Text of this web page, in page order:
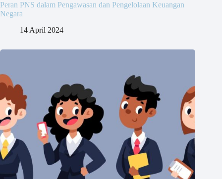
Peran PNS dalam Pengawasan dan Pengelolaan Keuangan
Negara
14 April 2024